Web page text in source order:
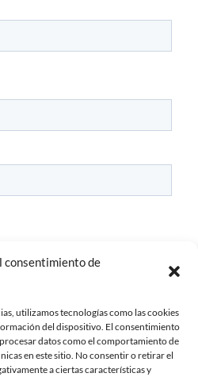
consentimiento de
utilizamos tecnologías como las cookies
del dispositivo. El consentimiento
datos como el comportamiento de
en este sitio. No consentir o retirar el
a ciertas características y